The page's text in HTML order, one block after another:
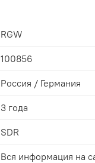
RGW
100856
Россия / Германия
3 года
SDR
Вся информация на